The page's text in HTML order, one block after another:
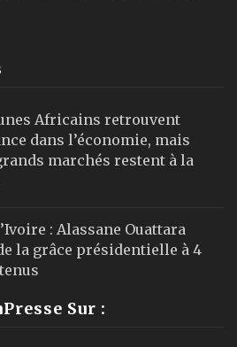
Africains retrouvent
dans l’économie, mais
marchés restent à la
: Alassane Ouattara
la grâce présidentielle à 4
Sur :